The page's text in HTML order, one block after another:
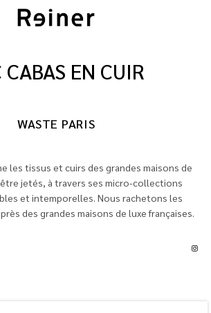
CABAS EN CUIR
WASTE PARIS
les tissus et cuirs des grandes maisons de
jetés, à travers ses micro-collections
et intemporelles. Nous rachetons les
des grandes maisons de luxe françaises.